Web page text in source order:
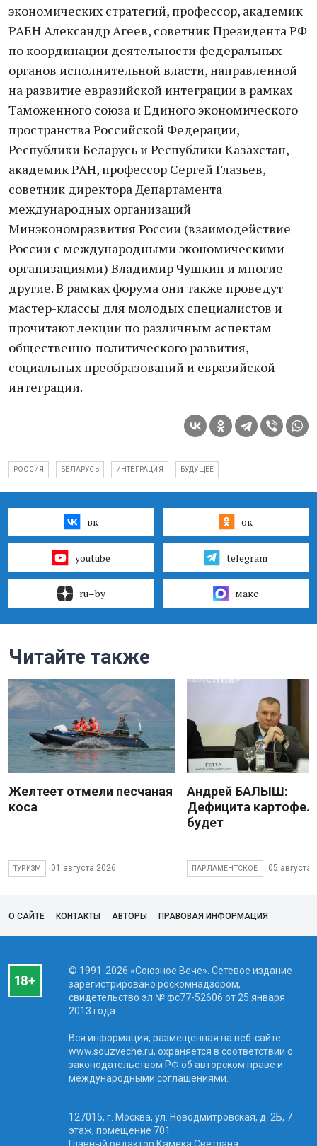
экономических стратегий, профессор, академик
РАЕН Александр Агеев, советник Президента РФ
по координации деятельности федеральных
органов исполнительной власти, направленной
на развитие евразийской интеграции в рамках
Таможенного союза и Единого экономического
пространства Российской Федерации,
Республики Беларусь и Республики Казахстан,
академик РАН, профессор Сергей Глазьев,
советник директора Департамента
международных организаций
Минэкономразвития России (взаимодействие
России с международными экономическими
организациями) Владимир Чушкин и многие
другие. В рамках форума они также проведут
мастер-классы для молодых специалистов и
прочитают лекции по различным аспектам
общественно-политического развития,
социальных преобразований и евразийской
интеграции.
РОССИЯ БЕЛАРУСЬ ИНТЕГРАЦИЯ БУДУЩЕЕ
вк ок
youtube telegram
ru–by макс
Читайте также
Желтеет отмели песчаная
коса
ТУРИЗМ 01 августа 2026
Андрей БАЛЫШ:
Дефицита
будет
ПАРЛАМЕНТСКОЕ 05 августа
О САЙТЕ КОНТАКТЫ АВТОРЫ ПРАВОВАЯ ИНФОРМАЦИЯ
© 1991-2026 «Союзное Вече». Сетевое издание
зарегистрировано роскомнадзором,
свидетельство эл № фc77-52606 от 25 января
2013 года.
Вся информация, размещенная на веб-сайте
www.souzveche.ru, охраняется в соответствии с
законодательством РФ об авторском праве и
международными соглашениями.
127015, г. Москва, ул. Новодмитровская, д. 2Б, 7
этаж, помещение 701
Главный редактор Камека Светлана